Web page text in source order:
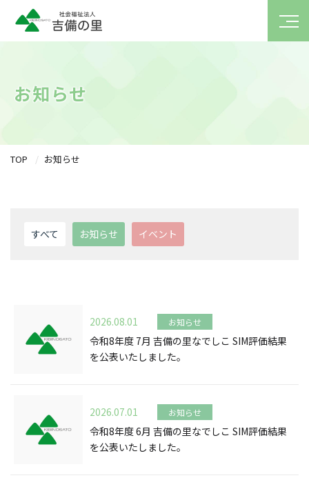
お知らせ
TOP お知らせ
すべて お知らせ イベント
2026.08.01 お知らせ
令和8年度 7月 吉備の里なでしこ SIM評価結果
を公表いたしました。
2026.07.01 お知らせ
令和8年度 6月 吉備の里なでしこ SIM評価結果
を公表いたしました。